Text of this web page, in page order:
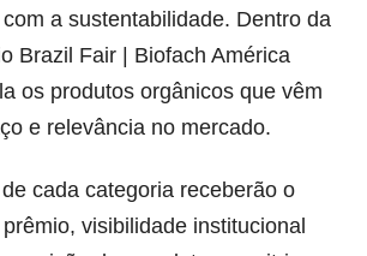
a sustentabilidade. Dentro da
Brazil Fair | Biofach América
os produtos orgânicos que vêm
e relevância no mercado.
cada categoria receberão o
visibilidade institucional